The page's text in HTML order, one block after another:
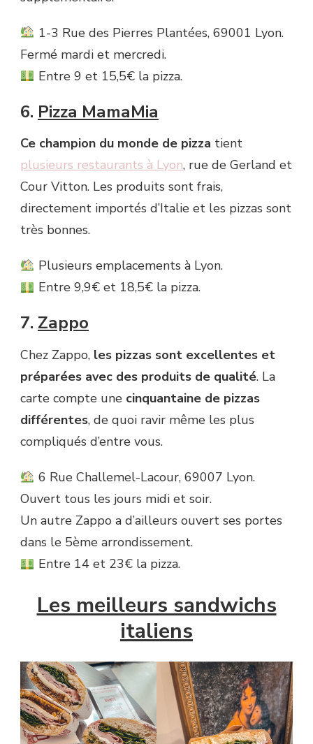
1-3 Rue des Pierres Plantées, 69001 Lyon.
Fermé mardi et mercredi.
Entre 9 et 15,5€ la pizza.
6. Pizza MamaMia
Ce champion du monde de pizza tient
plusieurs restaurants à Lyon, rue de Gerland et
Cour Vitton. Les produits sont frais,
directement importés d’Italie et les pizzas sont
très bonnes.
Plusieurs emplacements à Lyon.
Entre 9,9€ et 18,5€ la pizza.
7. Zappo
Chez Zappo, les pizzas sont excellentes et
préparées avec des produits de qualité. La
carte compte une cinquantaine de pizzas
différentes, de quoi ravir même les plus
compliqués d’entre vous.
6 Rue Challemel-Lacour, 69007 Lyon.
Ouvert tous les jours midi et soir.
Un autre Zappo a d’ailleurs ouvert ses portes
dans le 5ème arrondissement.
Entre 14 et 23€ la pizza.
Les meilleurs sandwichs
italiens